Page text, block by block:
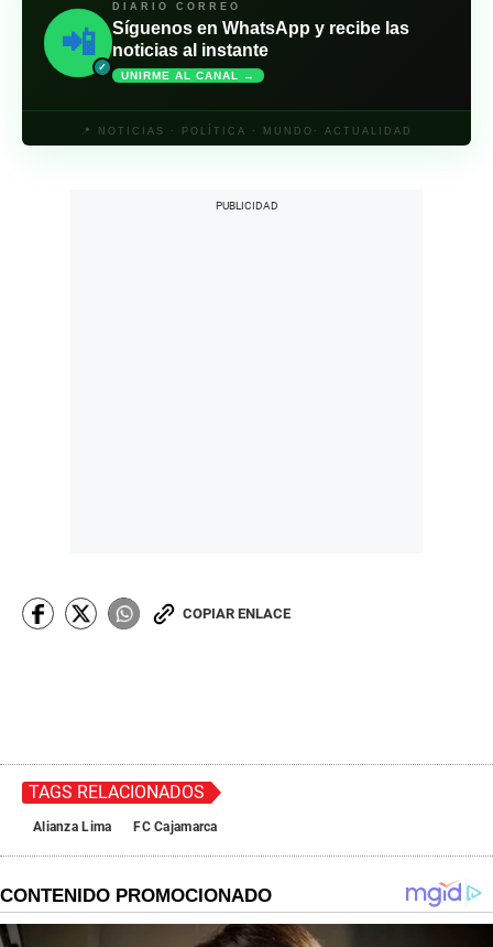
📲
✓
DIARIO CORREO
Síguenos en WhatsApp y recibe las
noticias al instante
UNIRME AL CANAL →
📍 NOTICIAS · POLÍTICA · MUNDO· ACTUALIDAD
COPIAR ENLACE
TAGS RELACIONADOS
Alianza Lima FC Cajamarca